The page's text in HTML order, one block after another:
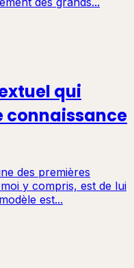
qui
connaissance
des premières
y compris, est de lui
est...